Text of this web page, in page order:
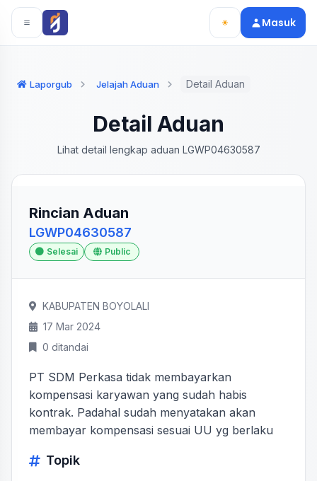
Langsung ke konten utama
Langsung ke navigasi
Masuk
Laporgub Jelajah Aduan Detail Aduan
Detail Aduan
Lihat detail lengkap aduan LGWP04630587
Rincian Aduan
LGWP04630587
Selesai Public
KABUPATEN BOYOLALI
17 Mar 2024
0 ditandai
PT SDM Perkasa tidak membayarkan
kompensasi karyawan yang sudah habis
kontrak. Padahal sudah menyatakan akan
membayar kompensasi sesuai UU yg berlaku
Topik